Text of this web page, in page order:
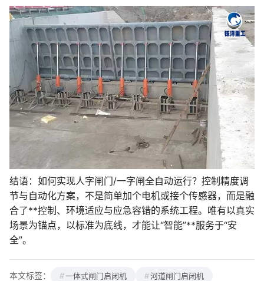
结语：如何实现人字闸门/一字闸全自动运行？控制精度调
节与自动化方案，不是简单加个电机或接个传感器，而是融
合了**控制、环境适应与应急容错的系统工程。唯有以真实
场景为锚点，以标准为底线，才能让“智能”**服务于“安
全”。
本文标签： 一体式闸门启闭机 河道闸门启闭机